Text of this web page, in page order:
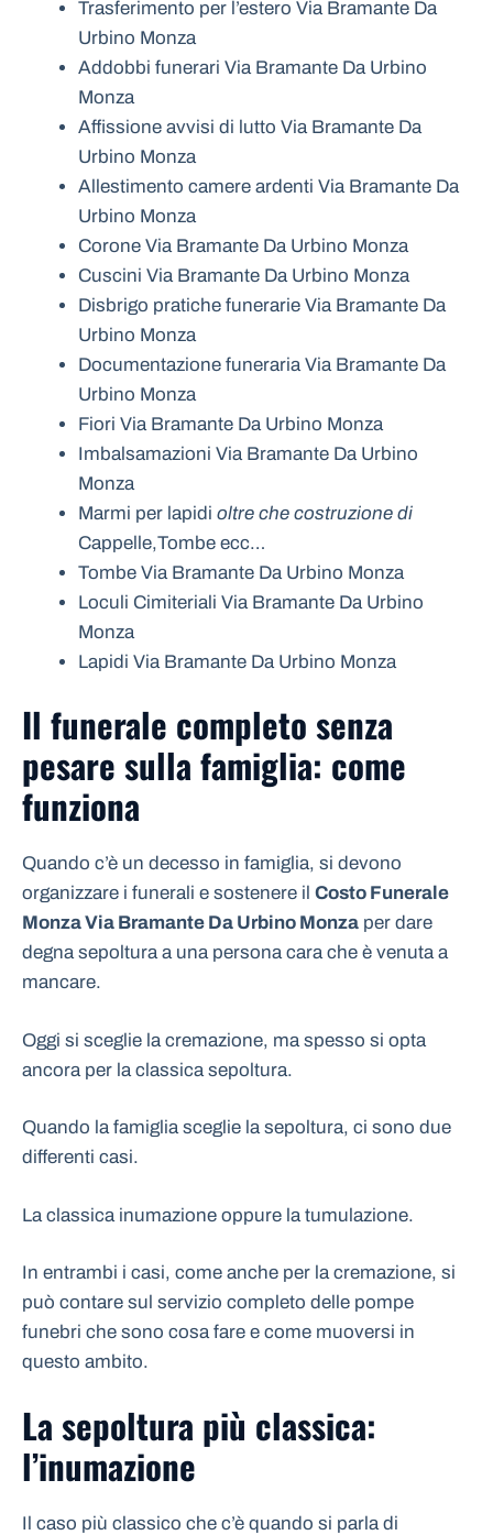
Trasferimento per l’estero Via Bramante Da
Urbino Monza
Addobbi funerari Via Bramante Da Urbino
Monza
Affissione avvisi di lutto Via Bramante Da
Urbino Monza
Allestimento camere ardenti Via Bramante Da
Urbino Monza
Corone Via Bramante Da Urbino Monza
Cuscini Via Bramante Da Urbino Monza
Disbrigo pratiche funerarie Via Bramante Da
Urbino Monza
Documentazione funeraria Via Bramante Da
Urbino Monza
Fiori Via Bramante Da Urbino Monza
Imbalsamazioni Via Bramante Da Urbino
Monza
Marmi per lapidi oltre che costruzione di
Cappelle,Tombe ecc…
Tombe Via Bramante Da Urbino Monza
Loculi Cimiteriali Via Bramante Da Urbino
Monza
Lapidi Via Bramante Da Urbino Monza
Il funerale completo senza
pesare sulla famiglia: come
funziona
Quando c’è un decesso in famiglia, si devono
organizzare i funerali e sostenere il Costo Funerale
Monza Via Bramante Da Urbino Monza per dare
degna sepoltura a una persona cara che è venuta a
mancare.
Oggi si sceglie la cremazione, ma spesso si opta
ancora per la classica sepoltura.
Quando la famiglia sceglie la sepoltura, ci sono due
differenti casi.
La classica inumazione oppure la tumulazione.
In entrambi i casi, come anche per la cremazione, si
può contare sul servizio completo delle pompe
funebri che sono cosa fare e come muoversi in
questo ambito.
La sepoltura più classica:
l’inumazione
Il caso più classico che c’è quando si parla di